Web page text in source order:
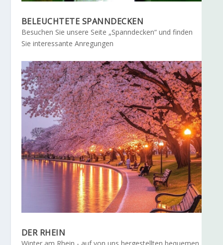
BELEUCHTETE SPANNDECKEN
Besuchen Sie unsere Seite „Spanndecken“ und finden
Sie interessante Anregungen
DER RHEIN